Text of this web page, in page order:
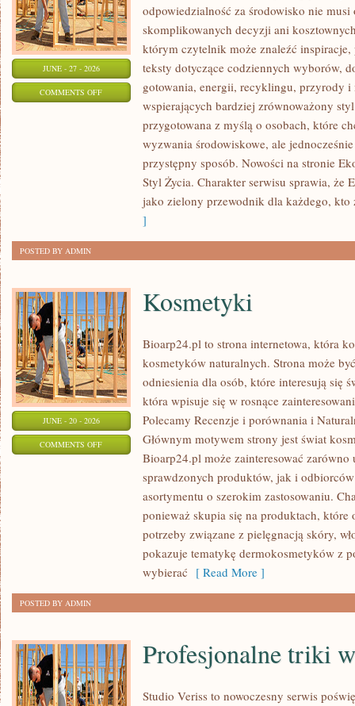
JUNE - 27 - 2026
COMMENTS OFFON
odpowiedzialność za środowisko nie
skomplikowanych decyzji ani
którym czytelnik może znaleźć inspiracje,
teksty dotyczące codziennych wyborów,
gotowania, energii, recyklingu, przyrody i
wspierających bardziej zrównoważony styl
przygotowana z myślą o osobach, które
wyzwania środowiskowe, ale
przystępny sposób. Nowości na stronie
Styl Życia. Charakter serwisu sprawia, że
jako zielony przewodnik dla każdego, kto
]
POSTED BY ADMIN
JUNE - 20 - 2026
COMMENTS OFFON
KOSMETYKI
Kosmetyki
Bioarp24.pl to strona internetowa, która
kosmetyków naturalnych. Strona może
odniesienia dla osób, które interesują się
która wpisuje się w rosnące
Polecamy Recenzje i porównania i
Głównym motywem strony jest świat
Bioarp24.pl może zainteresować
sprawdzonych produktów, jak i
asortymentu o szerokim zastosowaniu.
ponieważ skupia się na produktach, które
potrzeby związane z pielęgnacją skóry,
pokazuje tematykę dermokosmetyków z
wybierać [ Read More ]
POSTED BY ADMIN
Profesjonalne triki
Studio Veriss to nowoczesny serwis